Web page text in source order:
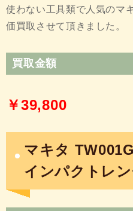
使わない工具類で人気のマ
価買取させて頂きました。
買取金額
￥39,800
マキタ
インパクトレ